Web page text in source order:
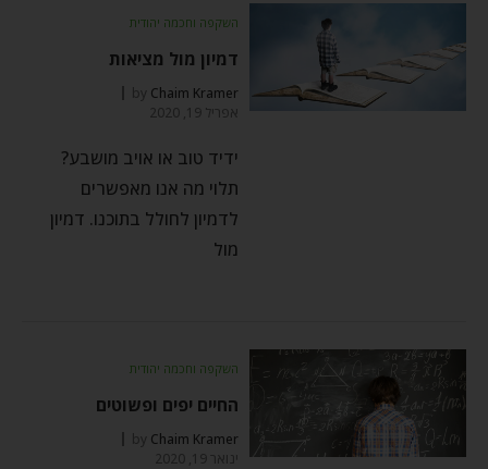
השקפה וחכמה יהודית
דמיון מול מציאות
by Chaim Kramer
אפריל 19, 2020
ידיד טוב או אויב מושבע?
תלוי מה אנו מאפשרים
לדמיון לחולל בתוכנו. דמיון
מול
השקפה וחכמה יהודית
החיים יפים ופשוטים
by Chaim Kramer
ינואר 19, 2020